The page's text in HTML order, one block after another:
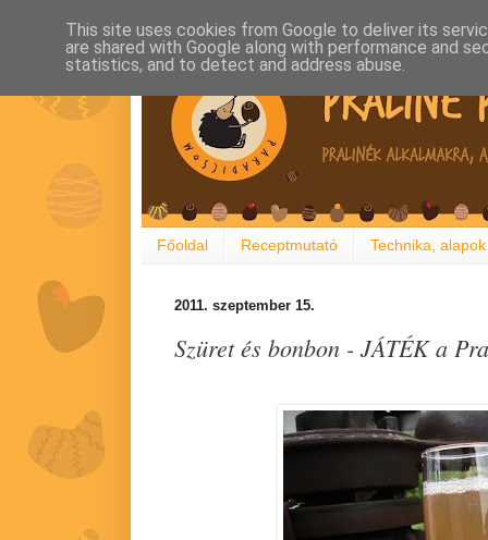
Főoldal Receptmutató Technika, alapok
2011. szeptember 15.
Szüret és bonbon - JÁTÉK a
This site uses cookies from Google to deliver its
are shared with Google along with performance and
statistics, and to detect and address abuse.